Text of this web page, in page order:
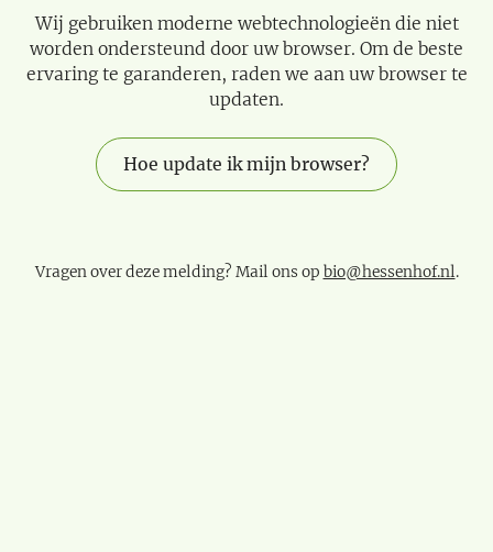
Wij gebruiken moderne webtechnologieën die niet
worden ondersteund door uw browser. Om de beste
ervaring te garanderen, raden we aan uw browser te
updaten.
Hoe update ik mijn browser?
Vragen over deze melding? Mail ons op bio@hessenhof.nl.